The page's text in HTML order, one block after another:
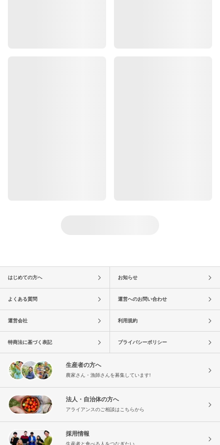
はじめての方へ お知らせ
よくある質問 運営へのお問い合わせ
運営会社 利用規約
特商法に基づく表記 プライバシーポリシー
生産者の方へ
農家さん・漁師さんを募集しています!
法人・自治体の方へ
アライアンスのご相談はこちらから
採用情報
生産者と食べる人をつなぎたい